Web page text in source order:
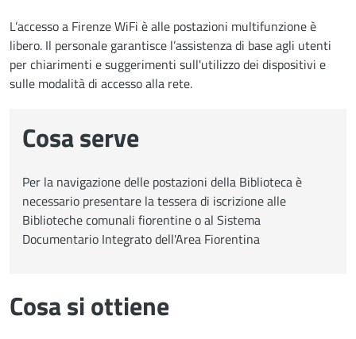
L’accesso a Firenze WiFi è alle postazioni multifunzione è
libero. Il personale garantisce l’assistenza di base agli utenti
per chiarimenti e suggerimenti sull'utilizzo dei dispositivi e
sulle modalità di accesso alla rete.
Cosa serve
Per la navigazione delle postazioni della Biblioteca è
necessario presentare la tessera di iscrizione alle
Biblioteche comunali fiorentine o al Sistema
Documentario Integrato dell'Area Fiorentina
Cosa si ottiene